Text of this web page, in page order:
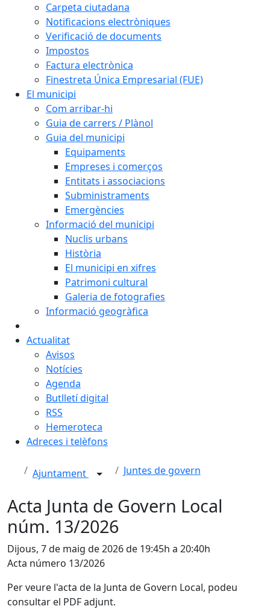
Carpeta ciutadana
Notificacions electròniques
Verificació de documents
Impostos
Factura electrònica
Finestreta Única Empresarial (FUE)
El municipi
Com arribar-hi
Guia de carrers / Plànol
Guia del municipi
Equipaments
Empreses i comerços
Entitats i associacions
Subministraments
Emergències
Informació del municipi
Nuclis urbans
Història
El municipi en xifres
Patrimoni cultural
Galeria de fotografies
Informació geogràfica
Actualitat
Avisos
Notícies
Agenda
Butlletí digital
RSS
Hemeroteca
Adreces i telèfons
Ajuntament Juntes de govern
Acta Junta de Govern Local
núm. 13/2026
Dijous, 7 de maig de 2026 de 19:45h a 20:40h
Acta número 13/2026
Per veure l'acta de la Junta de Govern Local, podeu
consultar el PDF adjunt.